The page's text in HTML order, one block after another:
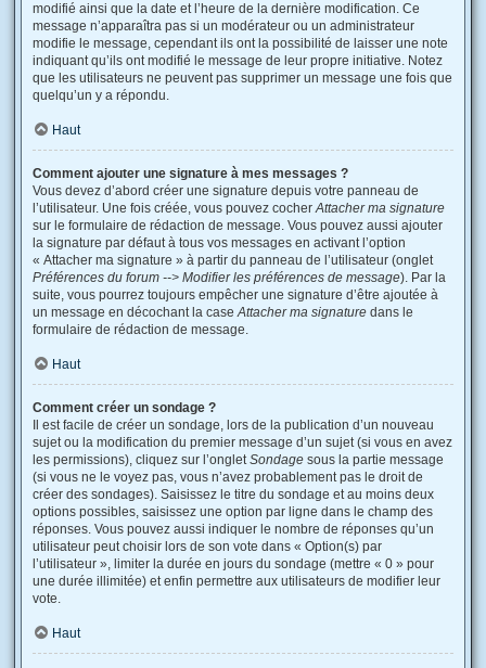
modifié ainsi que la date et l’heure de la dernière modification. Ce
message n’apparaîtra pas si un modérateur ou un administrateur
modifie le message, cependant ils ont la possibilité de laisser une note
indiquant qu’ils ont modifié le message de leur propre initiative. Notez
que les utilisateurs ne peuvent pas supprimer un message une fois que
quelqu’un y a répondu.
Haut
Comment ajouter une signature à mes messages ?
Vous devez d’abord créer une signature depuis votre panneau de
l’utilisateur. Une fois créée, vous pouvez cocherAttacher ma signature
sur le formulaire de rédaction de message. Vous pouvez aussi ajouter
la signature par défaut à tous vos messages en activant l’option
« Attacher ma signature » à partir du panneau de l’utilisateur (onglet
Préférences du forum --> Modifier les préférences de message). Par la
suite, vous pourrez toujours empêcher une signature d’être ajoutée à
un message en décochant la caseAttacher ma signature dans le
formulaire de rédaction de message.
Haut
Comment créer un sondage ?
Il est facile de créer un sondage, lors de la publication d’un nouveau
sujet ou la modification du premier message d’un sujet (si vous en avez
les permissions), cliquez sur l’ongletSondage sous la partie message
(si vous ne le voyez pas, vous n’avez probablement pas le droit de
créer des sondages). Saisissez le titre du sondage et au moins deux
options possibles, saisissez une option par ligne dans le champ des
réponses. Vous pouvez aussi indiquer le nombre de réponses qu’un
utilisateur peut choisir lors de son vote dans « Option(s) par
l’utilisateur », limiter la durée en jours du sondage (mettre « 0 » pour
une durée illimitée) et enfin permettre aux utilisateurs de modifier leur
vote.
Haut